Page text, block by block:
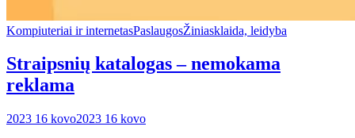
Kompiuteriai ir internetasPaslaugosŽiniasklaida, leidyba
Straipsnių katalogas – nemokama
reklama
2023 16 kovo2023 16 kovo